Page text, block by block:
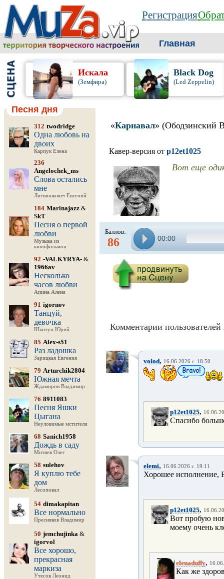
Регистрация
Главная
Искала
(Земфира)
Black Dog
(Led Zeppelin)
Песня дня
312 twodridge
Одна любовь на
двоих
Карпук Елена
236
Angelochek_ms
Слова остались
мне
Литвинкович Евгений
184 Marinajazz &
SkT
Песня о первой
любви
Музыка из
кинофильмов
92 -VALKYRYA- &
1966av
Несколько
часов любви
Апина Алена
91 igornov
Танцуй,
девочка
Шкитун Юрий
85 Alex-s51
Раз ладошка
Зарицкая Евгения
79 Arturchik2804
Южная мечта
Ждамиров Владимир
76 8911083
Песня Яшки
Цыгана
Неуловимые мстители
68 Sanich1958
Дождь в саду
Митяев Олег
58 sulehov
Я куплю тебе
дом
Лесоповал
54 dimakapitan
Все нормально
Пресняков Владимир
50 jemchujinka &
igorvol
Все хорошо,
прекрасная
маркиза
Утесов Леонид
«Карнавал» (Ободзинский
Кавер-версия от p12et1025
Вот еще
Баллов:
86 00:00
Комментарии пользователей
volod, 16.06.2026 г. 18:50
p12et1025,
Спасибо
elemi, 16.06.2026 г. 19:11
Хорошее исполнение,
p12et1025,
Вот пробую
моему очень
elenaduffy,
Как же